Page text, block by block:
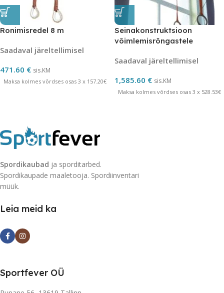
Ronimisredel 8 m
Saadaval järeltellimisel
471.60 € sis.KM
Maksa kolmes võrdses osas 3 x 157.20€
Seinakonstruktsioon
võimlemisrõngastele
Saadaval järeltellimisel
1,585.60 € sis.KM
Maksa kolmes võrdses osas 3 x 528.53€
Spordikaubad ja sporditarbed.
Spordikaupade maaletooja. Spordiinventari
müük.
Leia meid ka
Sportfever OÜ